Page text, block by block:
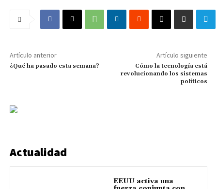
Artículo anterior
¿Qué ha pasado esta semana?
Artículo siguiente
Cómo la tecnología está
revolucionando los sistemas
políticos
Actualidad
EEUU activa una